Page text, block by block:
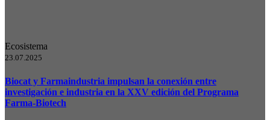
Ecosistema
23.07.2025
Biocat y Farmaindustria impulsan la conexión entre
investigación e industria en la XXV edición del Programa
Farma-Biotech